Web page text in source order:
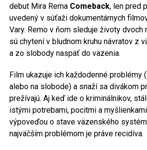
debut Mira Rema Comeback, len pred
uvedený v súťaži dokumentárnych
Vary. Remo v ňom sleduje životy
sú chytení v bludnom kruhu návratov z
a zo slobody naspäť do väzenia.
Film ukazuje ich každodenné problémy
alebo na slobode) a snaží sa divákom
prežívajú. Aj keď ide o kriminálnikov,
istými potrebami, pocitmi a
výpoveďou o stave väzenského
najväčším problémom je práve recidíva.